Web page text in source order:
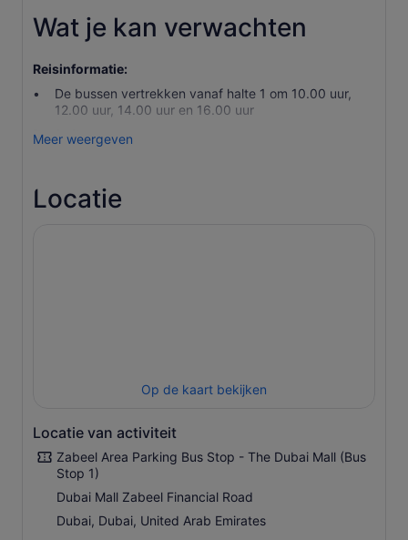
Wat je kan verwachten
Reisinformatie:
De bussen vertrekken vanaf halte 1 om 10.00 uur,
12.00 uur, 14.00 uur en 16.00 uur
Bushaltes:
Dubai Marina-winkelcentrum
Meer weergeven
Locatie
Op de kaart bekijken
Locatie van activiteit
Zabeel Area Parking Bus Stop - The Dubai Mall (Bus
Stop 1)
Dubai Mall Zabeel Financial Road
Dubai, Dubai, United Arab Emirates